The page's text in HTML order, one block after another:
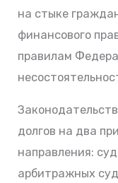
на стыке
финансового
правилам
долгов на два
направления:
арбитражных